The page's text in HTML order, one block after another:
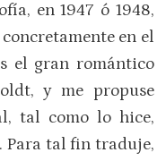
en 1947 ó 1948,
en el
el gran romántico
y me propuse
tal como lo hice,
Para tal fin traduje,